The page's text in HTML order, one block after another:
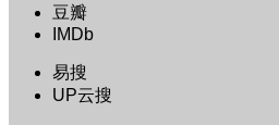
豆瓣
IMDb
易搜
UP云搜